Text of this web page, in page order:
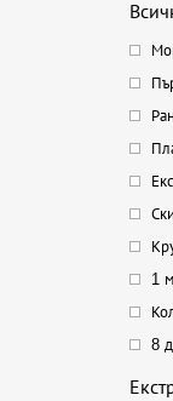
1
8